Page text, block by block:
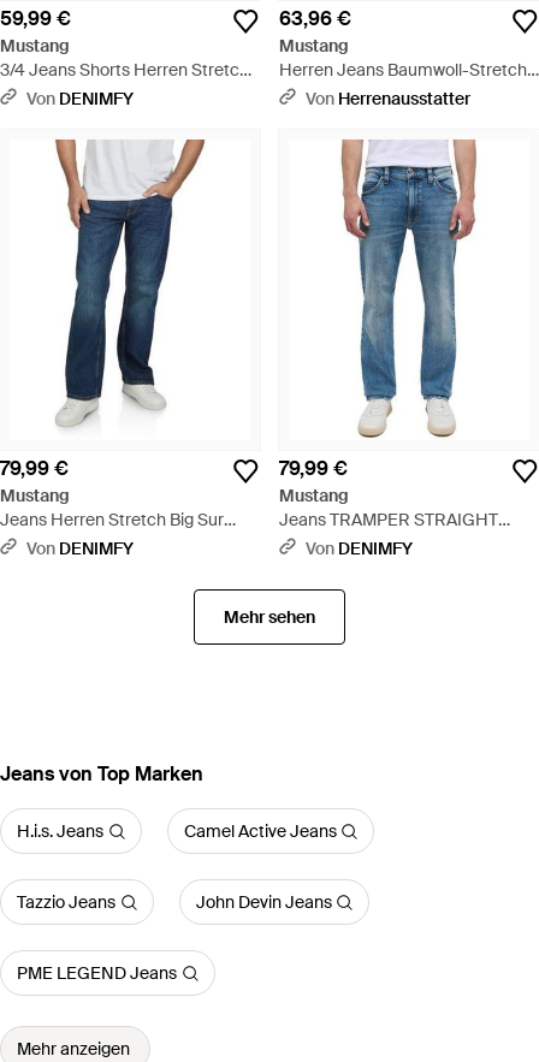
59,99 €
Mustang
3/4 Jeans Shorts Herren Stretch
Straight Fit Freemont - Grau
Von DENIMFY
63,96 €
Mustang
Herren Jeans Baumwoll-Stretch
Straight Fit - Braun
Von Herrenausstatter
79,99 €
Mustang
Jeans Herren Stretch Big Sur
Straight Fit - Blau
Von DENIMFY
79,99 €
Mustang
Jeans TRAMPER STRAIGHT
Straight Fit Blau - Blau
Von DENIMFY
Mehr sehen
Jeans von Top Marken
H.i.s. Jeans Camel Active Jeans
Tazzio Jeans John Devin Jeans
PME LEGEND Jeans
Mehr anzeigen